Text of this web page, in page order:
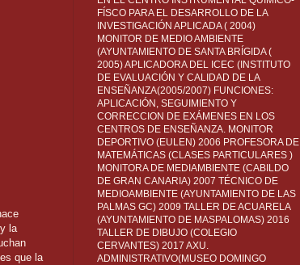
la
que la
FÍSCO PARA EL DESARROLLO DE LA
INVESTIGACIÓN APLICADA ( 2004)
MONITOR DE MEDIO AMBIENTE
(AYUNTAMIENTO DE SANTA BRÍGIDA (
2005) APLICADORA DEL ICEC (INSTITUTO
DE EVALUACIÓN Y CALIDAD DE LA
ENSEÑANZA(2005/2007) FUNCIONES:
APLICACIÓN, SEGUIMIENTO Y
CORRECCION DE EXÁMENES EN LOS
CENTROS DE ENSEÑANZA. MONITOR
DEPORTIVO (EULEN) 2006 PROFESORA DE
MATEMÁTICAS (CLASES PARTICULARES )
MONITORA DE MEDIAMBIENTE (CABILDO
DE GRAN CANARIA) 2007 TÉCNICO DE
MEDIOAMBIENTE (AYUNTAMIENTO DE LAS
PALMAS GC) 2009 TALLER DE ACUARELA
(AYUNTAMIENTO DE MASPALOMAS) 2016
TALLER DE DIBUJO (COLEGIO
CERVANTES) 2017 AXU.
ADMINISTRATIVO(MUSEO DOMINGO